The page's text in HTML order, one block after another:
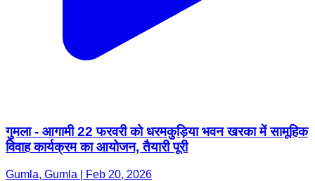
गुमला - आगामी 22 फरवरी को धरमकुड़िया भवन खरका में सामूहिक
विवाह कार्यक्रम का आयोजन, तैयारी पूरी
Gumla, Gumla | Feb 20, 2026